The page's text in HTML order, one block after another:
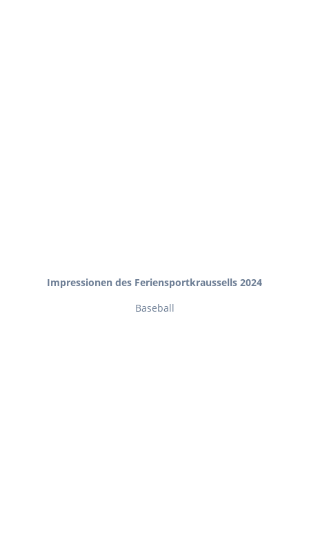
Impressionen des Feriensportkraussells 2024
Baseball